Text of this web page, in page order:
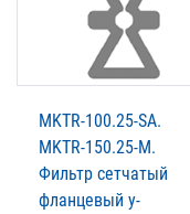
MKTR-100.25-SA.
MKTR-150.25-М.
Фильтр сетчатый
фланцевый у-